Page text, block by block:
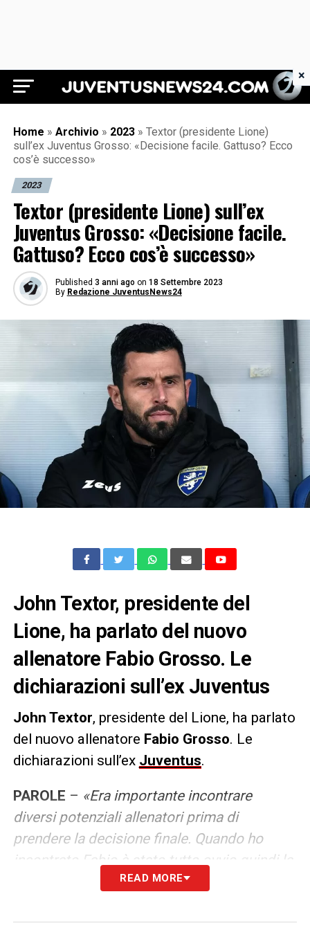
Juventus News 24
Home » Archivio » 2023 » Textor (presidente Lione)
sull’ex Juventus Grosso: «Decisione facile. Gattuso? Ecco
cos’è successo»
2023
Textor (presidente Lione) sull’ex
Juventus Grosso: «Decisione facile.
Gattuso? Ecco cos’è successo»
Published 3 anni ago on 18 Settembre 2023
By Redazione JuventusNews24
John Textor, presidente del
Lione, ha parlato del nuovo
allenatore Fabio Grosso. Le
dichiarazioni sull’ex Juventus
John Textor, presidente del Lione, ha parlato
del nuovo allenatore Fabio Grosso. Le
dichiarazioni sull’ex Juventus.
PAROLE – «Era importante incontrare
diversi potenziali allenatori prima di
prendere la decisione finale. Quando ho
incontrato Fabio è stato tutto ovvio quindi la
decisione è stata facile. Ho iniziato a
visto nella Serie A italiana. È stato un
READ MORE
×